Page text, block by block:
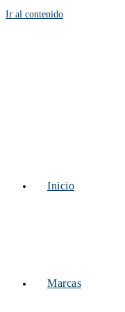
Ir al contenido
Inicio
Marcas